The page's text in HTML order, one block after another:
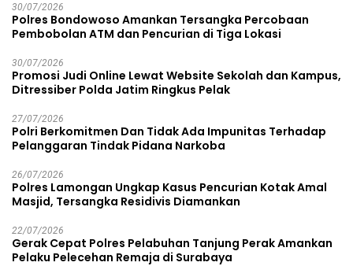
30/07/2026
Polres Bondowoso Amankan Tersangka Percobaan
Pembobolan ATM dan Pencurian di Tiga Lokasi
30/07/2026
Promosi Judi Online Lewat Website Sekolah dan Kampus,
Ditressiber Polda Jatim Ringkus Pelak
27/07/2026
Polri Berkomitmen Dan Tidak Ada Impunitas Terhadap
Pelanggaran Tindak Pidana Narkoba
26/07/2026
Polres Lamongan Ungkap Kasus Pencurian Kotak Amal
Masjid, Tersangka Residivis Diamankan
22/07/2026
Gerak Cepat Polres Pelabuhan Tanjung Perak Amankan
Pelaku Pelecehan Remaja di Surabaya